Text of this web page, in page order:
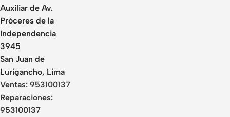
Auxiliar de Av.
Próceres de la
Independencia
3945
San Juan de
Lurigancho, Lima
Ventas: 953100137
Reparaciones:
953100137